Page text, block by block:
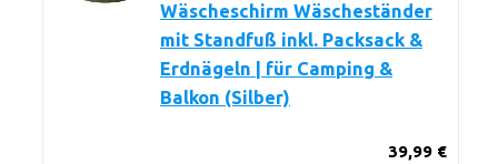
Wäscheschirm Wäscheständer
mit Standfuß inkl. Packsack &
Erdnägeln | für Camping &
Balkon (Silber)
39,99 €